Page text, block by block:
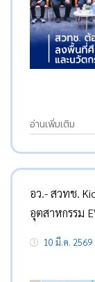
อ่านเพิ่มเติม
อว.- สวทช.
อุตสาหกรรม EV พร้อมเปิดแหล่งเรียนรู้ยานยนต์ไ
10 มี.ค. 2569